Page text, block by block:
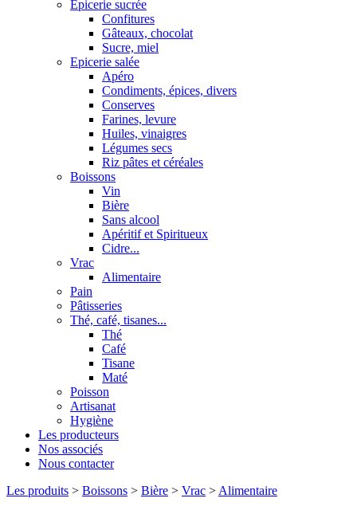
Epicerie sucrée
Confitures
Gâteaux, chocolat
Sucre, miel
Epicerie salée
Apéro
Condiments, épices, divers
Conserves
Farines, levure
Huiles, vinaigres
Légumes secs
Riz pâtes et céréales
Boissons
Vin
Bière
Sans alcool
Apéritif et Spiritueux
Cidre...
Vrac
Alimentaire
Pain
Pâtisseries
Thé, café, tisanes...
Thé
Café
Tisane
Maté
Poisson
Artisanat
Hygiène
Les producteurs
Nos associés
Nous contacter
Les produits > Boissons > Bière > Vrac > Alimentaire